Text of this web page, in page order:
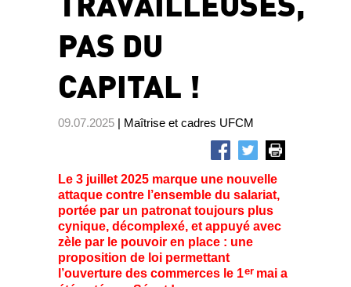
PAS DU
CAPITAL !
09.07.2025 | Maîtrise et cadres UFCM
Le 3 juillet 2025 marque une nouvelle
attaque contre l’ensemble du salariat,
portée par un patronat toujours plus
cynique, décomplexé, et appuyé avec
zèle par le pouvoir en place : une
proposition de loi permettant
l’ouverture des commerces le 1er mai a